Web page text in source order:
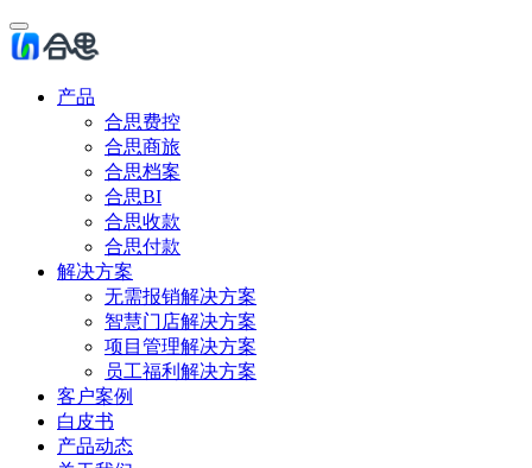
产品
合思费控
合思商旅
合思档案
合思BI
合思收款
合思付款
解决方案
无需报销解决方案
智慧门店解决方案
项目管理解决方案
员工福利解决方案
客户案例
白皮书
产品动态